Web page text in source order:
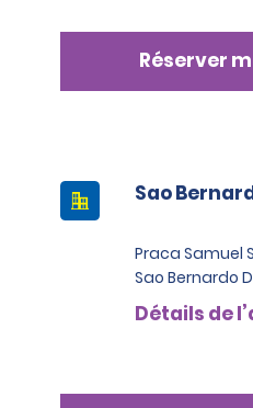
Réserver
Sao
Praca Samuel
Sao Bernardo
Détails de